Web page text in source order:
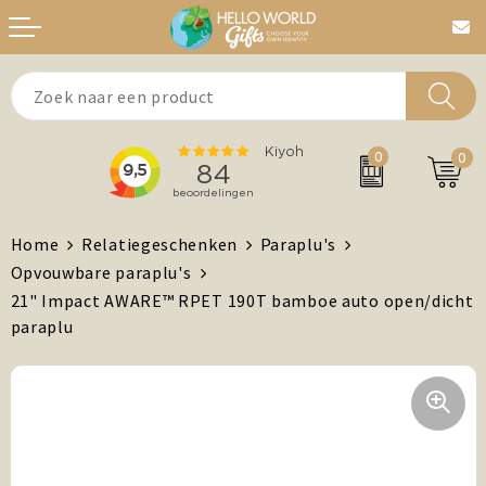
0 0
Agenda's + Kalenders
Auto en Fiets
Antistress artikelen
Beurzen & Events
Chocolade
Dag van de Zorg
Home Relatiegeschenken
Paraplu's
Opvouwbare paraplu's
21" Impact AWARE™ RPET 190T bamboe auto open/dicht
paraplu